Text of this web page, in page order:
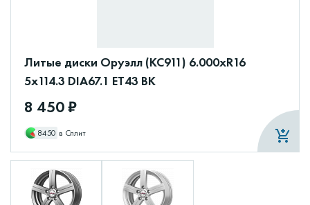
Литые диски Оруэлл (КС911) 6.000xR16
5x114.3 DIA67.1 ET43 BK
8 450 ₽
8450 в Сплит